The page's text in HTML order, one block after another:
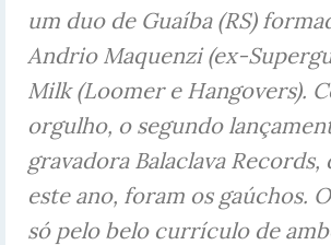
um duo de Guaíba (RS)
Andrio Maquenzi (ex-
Milk (Loomer e Hangovers).
orgulho, o segundo
gravadora Balaclava
este ano, foram os gaúchos.
só pelo belo currículo de